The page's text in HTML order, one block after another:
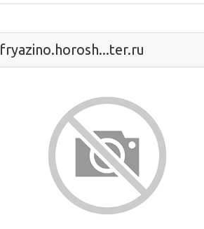
fryazino.horosh...ter.ru